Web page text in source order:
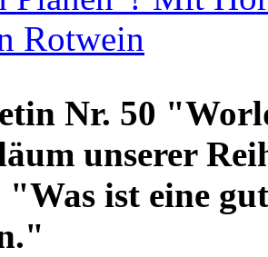
Rotwein
Nr. 50
unserer
"Was ist eine